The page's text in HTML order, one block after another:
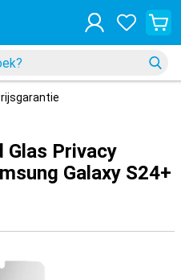
Glas Privacy
Galaxy S24+